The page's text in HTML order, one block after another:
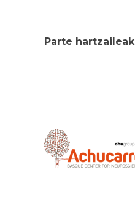
Parte hartzaileak